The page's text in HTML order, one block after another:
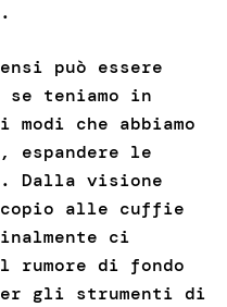
può essere
se teniamo in
che abbiamo
le
Dalla visione
alle cuffie
ci
rumore di fondo
gli strumenti di